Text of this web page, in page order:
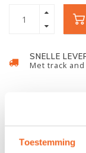
Toestemming
SNELLE
Met track
Beoordeling